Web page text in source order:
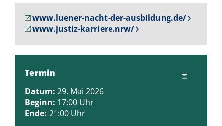
www.luener-nacht-der-ausbildung.de/
www.justiz-karriere.nrw/
Termin
Datum: 29. Mai 2026
Beginn: 17:00 Uhr
Ende: 21:00 Uhr